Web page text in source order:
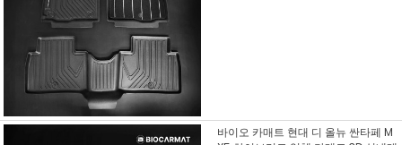
바이오 카매트 현대 디 올뉴 싼타페 M